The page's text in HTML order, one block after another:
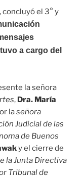
el 3° y
a cargo del
la señora
, Dra. María
laseñora
Judicial de las
de Buenos
y el cierre de
la Junta Directiva
Tribunal de